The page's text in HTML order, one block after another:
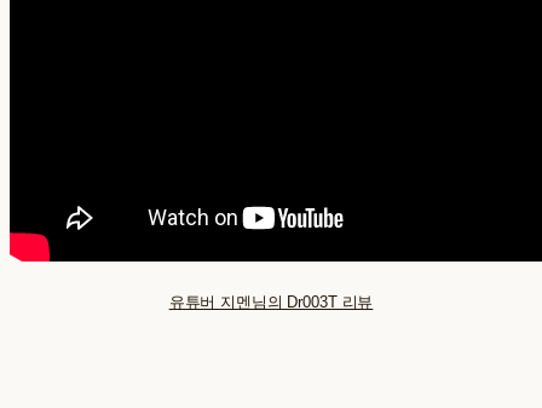
유튜버 지멘님의 Dr003T 리뷰